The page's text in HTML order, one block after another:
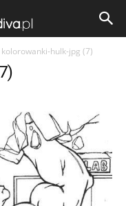
kolorowanki-hulk-jpg (7)